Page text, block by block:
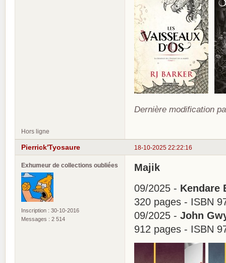
Dernière modification
Hors ligne
18-10-2025 22:22:16
Pierrick'Tyosaure
Exhumeur de collections oubliées
Inscription : 30-10-2016
Messages : 2 514
Majik
09/2025 - Kendare
320 pages - ISBN
09/2025 - John
912 pages - ISBN